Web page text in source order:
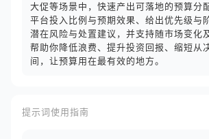
大促等场景中，快速产出可落地的预算分
平台投入比例与预期效果、给出优先级与
潜在风险与处置建议，并支持随市场变化
帮助你降低浪费、提升投资回报、缩短从
间，让预算用在最有效的地方。
提示词使用指南